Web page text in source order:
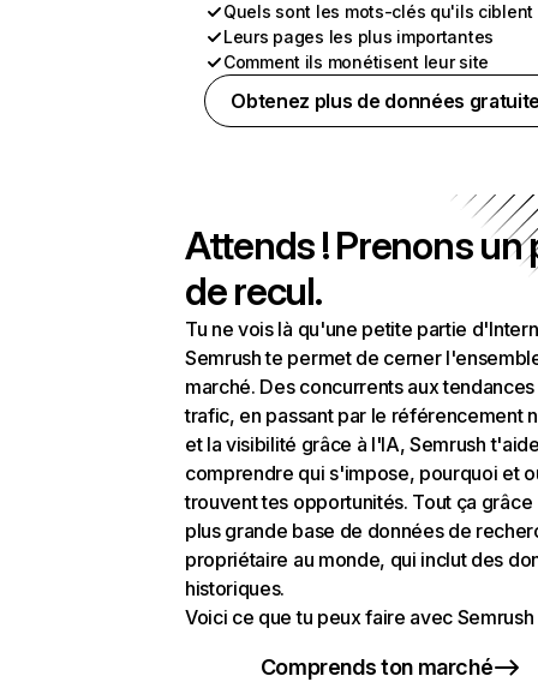
Quels sont les mots-clés qu'ils ciblent
Leurs pages les plus importantes
Comment ils monétisent leur site
Obtenez plus de données
Attends ! Prenons un
de recul.
Tu ne vois là qu'une petite partie
Semrush te permet de cerner
marché. Des concurrents aux
trafic, en passant par le référencement
et la visibilité grâce à l'IA, Semrush
comprendre qui s'impose, pourquoi et
trouvent tes opportunités. Tout ça grâce
plus grande base de données de
propriétaire au monde, qui inclut des
historiques.
Voici ce que tu peux faire avec Semrush
Comprends ton marché